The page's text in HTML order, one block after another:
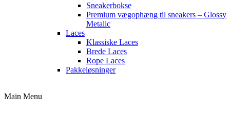
Sneakerbokse
Premium vægophæng til sneakers – Glossy
Metalic
Laces
Klassiske Laces
Brede Laces
Rope Laces
Pakkeløsninger
Main Menu